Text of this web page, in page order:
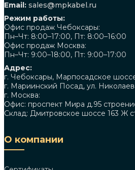
Email: sales@mpkabel.ru
Режим работы:
Офис продаж Чебоксары:
Пн–Чт: 8:00–17:00, Пт: 8:00–16:00
Офис продаж Москва:
Пн–Чт: 9:00–18:00, Пт: 9:00–17:00
Адрес:
г. Чебоксары, Марпосадское
г. Мариинский Посад, ул.
г. Москва:
Офис: проспект Мира д.95
Склад: Дмитровское шоссе 163 Ж
О компании